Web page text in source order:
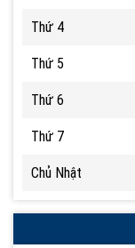
Thứ 4
Thứ 5
Thứ 6
Thứ 7
Chủ Nhật